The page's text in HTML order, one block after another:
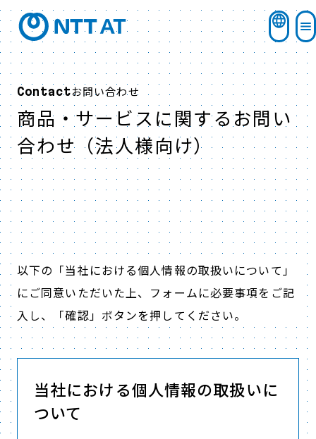
Contactお問い合わせ
商品・サービスに関するお問い
合わせ（法人様向け）
以下の「当社における個人情報の取扱いについて」
にご同意いただいた上、フォームに必要事項をご記
入し、「確認」ボタンを押してください。
当社における個人情報の取扱いに
ついて